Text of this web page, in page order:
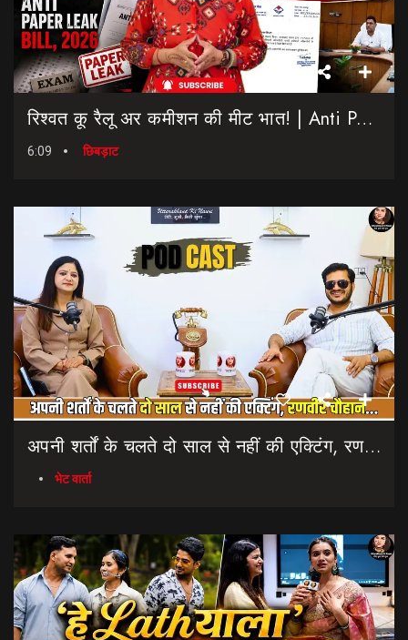
रिश्वत कू रैलू अर कमीशन की मीट भात! | Anti Paper Leak Bill 2026 | Saptahik Chhiprat
6:09 छिबड़ाट
अपनी शर्तों के चलते दो साल से नहीं की एक्टिंग, रणवीर चौहान || Uttarakhand Cinema Untold Secrets
भेट वार्ता